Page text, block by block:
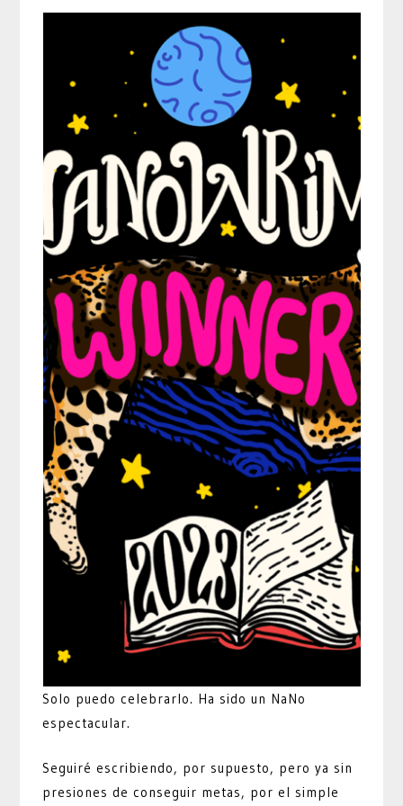
Solo puedo celebrarlo. Ha sido un NaNo
espectacular.
Seguiré escribiendo, por supuesto, pero ya sin
presiones de conseguir metas, por el simple